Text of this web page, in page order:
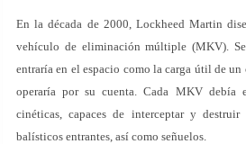
En la década de 2000, Lockheed Martin
vehículo de eliminación múltiple (MKV).
entraría en el espacio como la carga útil de
operaría por su cuenta. Cada MKV debía
cinéticas, capaces de interceptar y
balísticos entrantes, así como señuelos.